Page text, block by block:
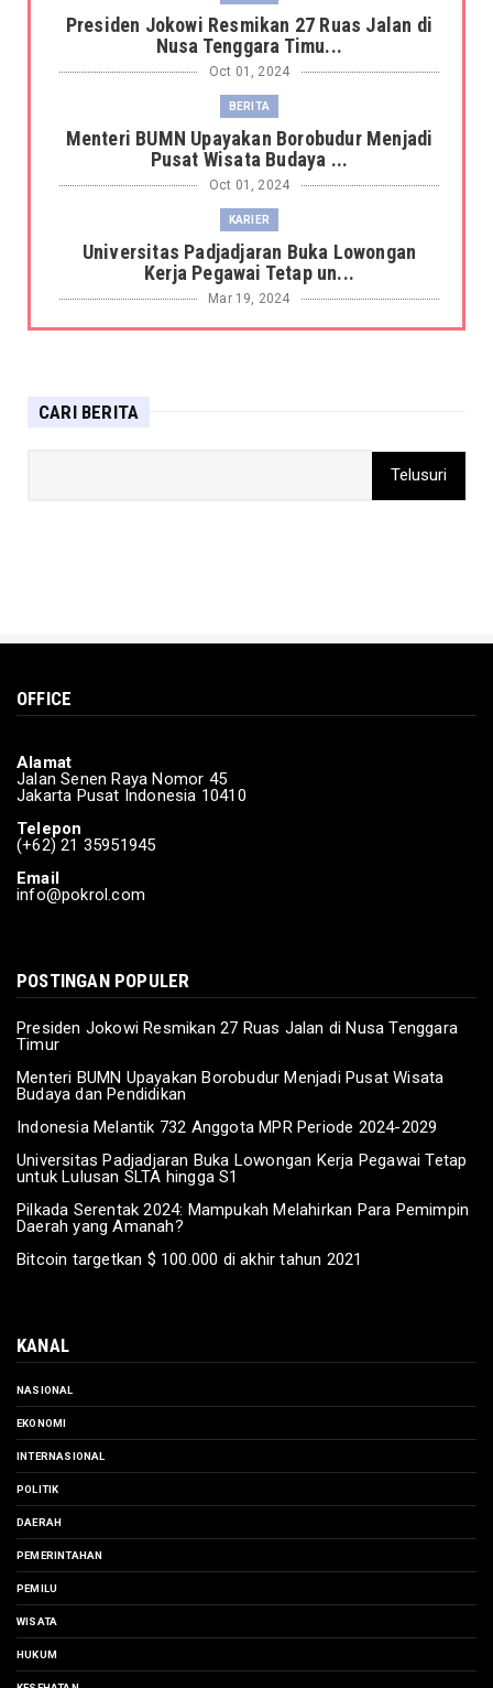
Presiden Jokowi Resmikan 27 Ruas Jalan di
Nusa Tenggara Timu...
Oct 01, 2024
BERITA
Menteri BUMN Upayakan Borobudur Menjadi
Pusat Wisata Budaya ...
Oct 01, 2024
KARIER
Universitas Padjadjaran Buka Lowongan
Kerja Pegawai Tetap un...
Mar 19, 2024
BERITA
Sandiaga: Pemerintah gunakan pendekatan
Korlap: Suara Rakyat adalah Kekuatan
CARI BERITA
OFFICE
Alamat
Jalan Senen Raya Nomor 45
Jakarta Pusat Indonesia 10410
Telepon
(+62) 21 35951945
Email
info@pokrol.com
POSTINGAN POPULER
Presiden Jokowi Resmikan 27 Ruas Jalan di Nusa Tenggara
Timur
Menteri BUMN Upayakan Borobudur Menjadi Pusat Wisata
Budaya dan Pendidikan
Indonesia Melantik 732 Anggota MPR Periode 2024-2029
Universitas Padjadjaran Buka Lowongan Kerja Pegawai Tetap
untuk Lulusan SLTA hingga S1
Pilkada Serentak 2024: Mampukah Melahirkan Para Pemimpin
Daerah yang Amanah?
Bitcoin targetkan $ 100.000 di akhir tahun 2021
KANAL
NASIONAL
EKONOMI
INTERNASIONAL
POLITIK
DAERAH
PEMERINTAHAN
PEMILU
WISATA
HUKUM